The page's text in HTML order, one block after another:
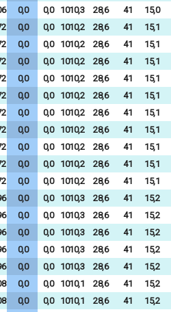
0,0 0,0 1010,3 28,6 41
15,0
0,0 0,0 1010,2 28,6 41
15,1
0,0 0,0 1010,2 28,6 41
15,1
0,0 0,0 1010,2 28,6 41
15,1
0,0 0,0 1010,2 28,6 41
15,1
0,0 0,0 1010,2 28,6 41
15,1
0,0 0,0 1010,2 28,6 41
15,1
0,0 0,0 1010,2 28,6 41
15,1
0,0 0,0 1010,2 28,6 41
15,1
0,0 0,0 1010,2 28,6 41
15,1
0,0 0,0 1010,2 28,6 41
15,1
0,0 0,0 1010,3 28,6 41
15,2
0,0 0,0 1010,3 28,6 41
15,2
0,0 0,0 1010,3 28,6 41
15,2
0,0 0,0 1010,3 28,6 41
15,2
0,0 0,0 1010,3 28,6 41
15,2
0,0 0,0 1010,1 28,6 41
15,2
0,0 0,0 1010,1 28,6 41
15,2